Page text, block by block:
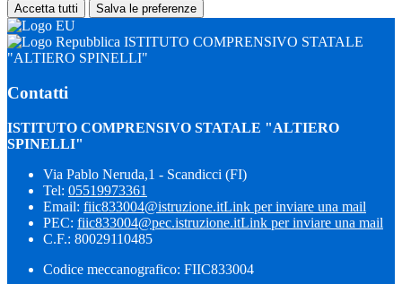
Accetta tutti Salva le preferenze
ISTITUTO COMPRENSIVO STATALE
"ALTIERO SPINELLI"
Contatti
ISTITUTO COMPRENSIVO STATALE "ALTIERO
SPINELLI"
Via Pablo Neruda,1 - Scandicci (FI)
Tel: 05519973361
Email: fiic833004@istruzione.itLink per inviare una mail
PEC: fiic833004@pec.istruzione.itLink per inviare una mail
C.F.: 80029110485
Codice meccanografico: FIIC833004